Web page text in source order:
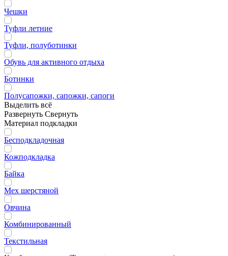
Чешки
Туфли летние
Туфли, полуботинки
Обувь для активного отдыха
Ботинки
Полусапожки, сапожки, сапоги
Выделить всё
Развернуть Свернуть
Материал подкладки
Бесподкладочная
Кожподкладка
Байка
Мех шерстяной
Овчина
Комбинированный
Текстильная